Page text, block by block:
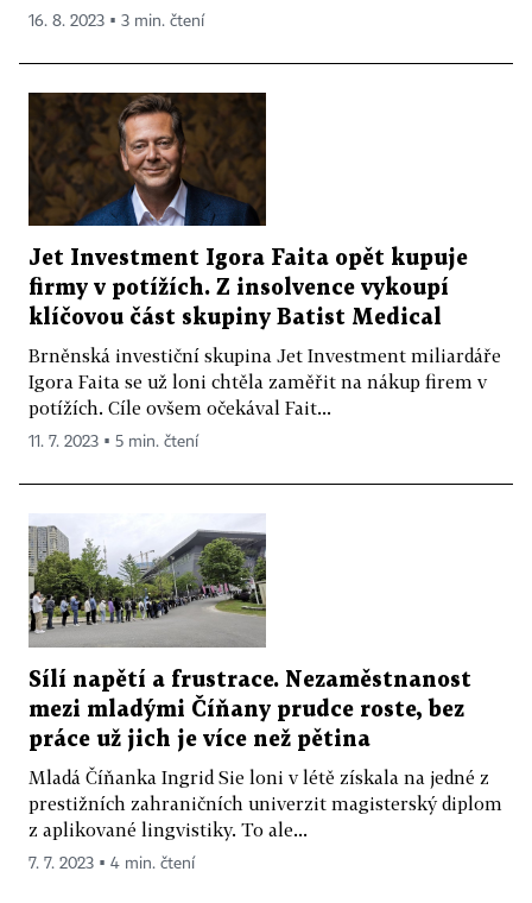
16. 8. 2023 ▪ 3 min. čtení
Jet Investment Igora Faita opět kupuje
firmy v potížích. Z insolvence vykoupí
klíčovou část skupiny Batist Medical
Brněnská investiční skupina Jet Investment miliardáře
Igora Faita se už loni chtěla zaměřit na nákup firem v
potížích. Cíle ovšem očekával Fait...
11. 7. 2023 ▪ 5 min. čtení
Sílí napětí a frustrace. Nezaměstnanost
mezi mladými Číňany prudce roste, bez
práce už jich je více než pětina
Mladá Číňanka Ingrid Sie loni v létě získala na jedné z
prestižních zahraničních univerzit magisterský diplom
z aplikované lingvistiky. To ale...
7. 7. 2023 ▪ 4 min. čtení